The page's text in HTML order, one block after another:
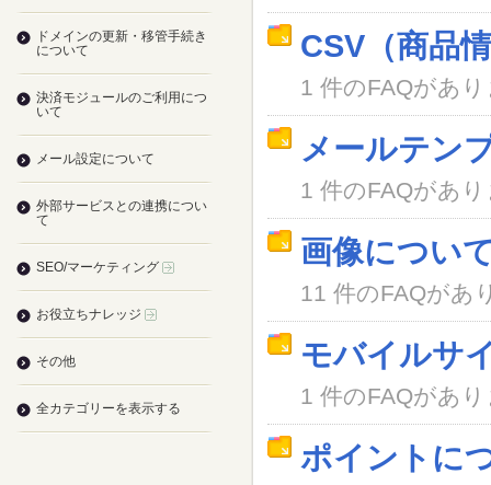
CSV（商品
1 件のFAQがあ
メールテン
1 件のFAQがあ
画像につい
11 件のFAQがあ
モバイルサ
1 件のFAQがあ
ポイントに
ドメインの更新・移管手続き
について
決済モジュールのご利用につ
いて
メール設定について
外部サービスとの連携につい
て
SEO/マーケティング
お役立ちナレッジ
その他
全カテゴリーを表示する